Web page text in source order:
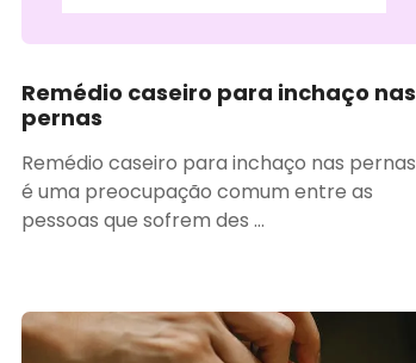
Remédio caseiro para inchaço nas
pernas
Remédio caseiro para inchaço nas pernas
é uma preocupação comum entre as
pessoas que sofrem des ...